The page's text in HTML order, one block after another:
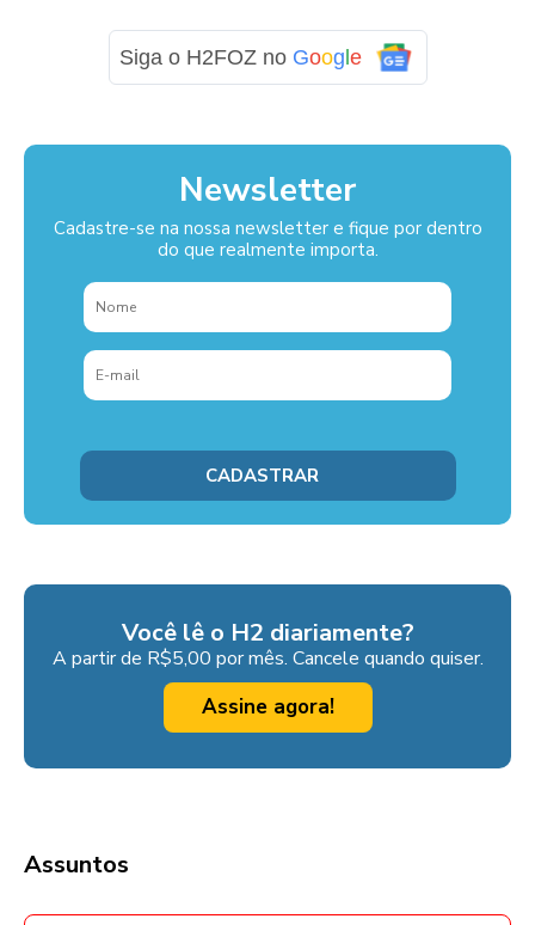
Siga o H2FOZ no Google
Newsletter
Cadastre-se na nossa newsletter e fique por dentro
do que realmente importa.
Você lê o H2 diariamente?
A partir de R$5,00 por mês. Cancele quando quiser.
Assine agora!
Assuntos